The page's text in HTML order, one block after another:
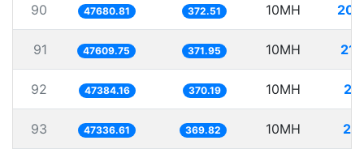
90 47680.81 372.51 10MH
91 47609.75 371.95 10MH
92 47384.16 370.19 10MH
93 47336.61 369.82 10MH